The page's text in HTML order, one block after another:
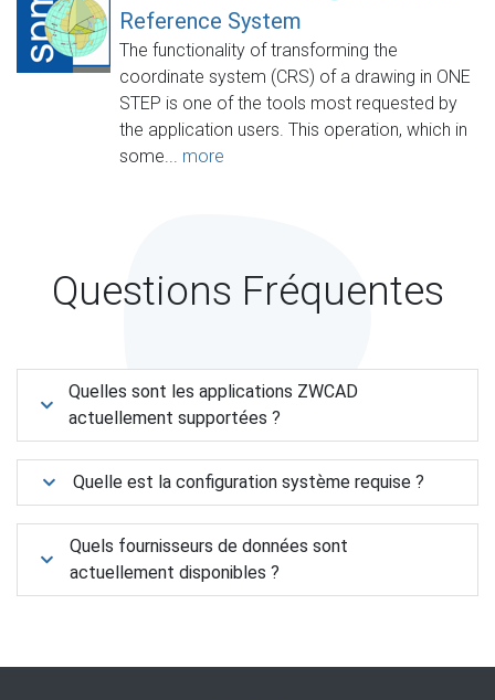
Reference System
The functionality of transforming the
coordinate system (CRS) of a drawing in ONE
STEP is one of the tools most requested by
the application users. This operation, which in
some... more
Questions Fréquentes
Quelles sont les applications ZWCAD
actuellement supportées ?
Quelle est la configuration système requise ?
Quels fournisseurs de données sont
actuellement disponibles ?